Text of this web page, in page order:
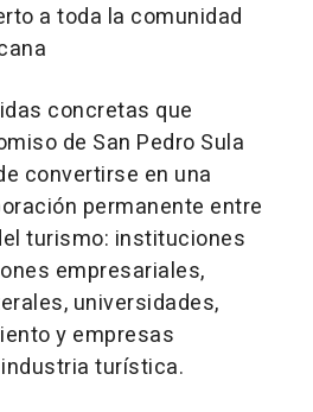
a toda la comunidad
concretas que
de San Pedro Sula
convertirse en una
permanente entre
turismo: instituciones
empresariales,
universidades,
y empresas
turística.